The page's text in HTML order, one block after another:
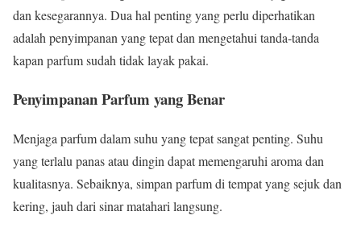
dan kesegarannya. Dua hal penting yang perlu diperhatikan
adalah penyimpanan yang tepat dan mengetahui tanda-tanda
kapan parfum sudah tidak layak pakai.
Penyimpanan Parfum yang Benar
Menjaga parfum dalam suhu yang tepat sangat penting. Suhu
yang terlalu panas atau dingin dapat memengaruhi aroma dan
kualitasnya. Sebaiknya, simpan parfum di tempat yang sejuk dan
kering, jauh dari sinar matahari langsung.